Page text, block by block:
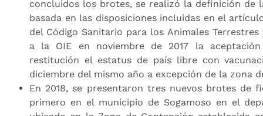
concluidos los brotes, se realizó la definición de
basada en las disposiciones incluidas en el
del Código Sanitario para los Animales
a la OIE en noviembre de 2017 la
restitución el estatus de país libre con
diciembre del mismo año a excepción de la zona
En 2018, se presentaron tres nuevos brotes de
primero en el municipio de Sogamoso en el